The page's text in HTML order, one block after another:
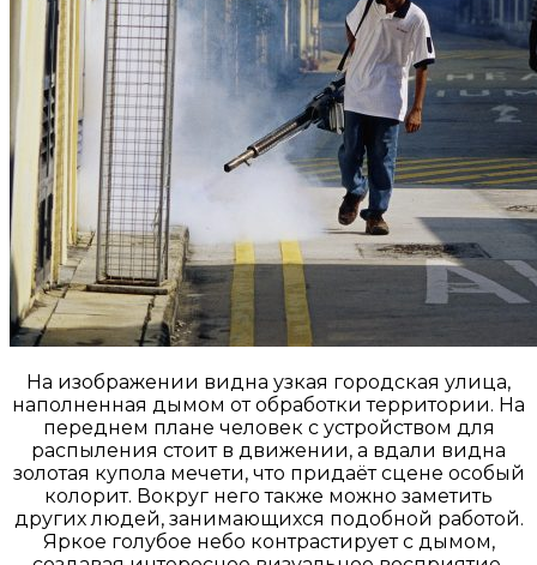
На изображении видна узкая городская улица,
наполненная дымом от обработки территории. На
переднем плане человек с устройством для
распыления стоит в движении, а вдали видна
золотая купола мечети, что придаёт сцене особый
колорит. Вокруг него также можно заметить
других людей, занимающихся подобной работой.
Яркое голубое небо контрастирует с дымом,